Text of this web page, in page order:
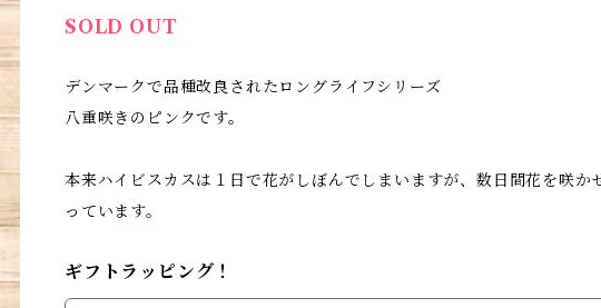
SOLD OUT
デンマークで品種改良されたロングライフシリーズ
八重咲きのピンクです。
本来ハイビスカスは１日で花がしぼんでしまいますが、数日間花を咲か
っています。
ギフトラッピング！